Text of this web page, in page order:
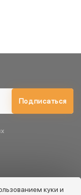
Подписаться
куки и